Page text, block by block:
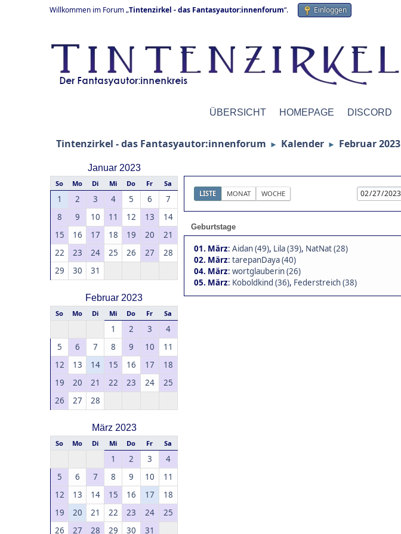
Willkommen im Forum „Tintenzirkel - das Fantasyautor:innenforum“. Einloggen
ÜBERSICHT HOMEPAGE DISCORD
Tintenzirkel - das Fantasyautor:innenforum ► Kalender ► Februar 2023
Januar 2023
So Mo Di Mi Do Fr Sa
1 2 3 4 5 6
7
8
9 10 11 12 13
14
15
16 17 18 19 20
21
22
23 24 25 26 27
28
29
30 31
Februar 2023
So Mo Di Mi Do Fr Sa
1 2 3
4
5
6 7 8 9 10
11
12
13 14 15 16 17
18
19
20 21 22 23 24
25
26
27 28
März 2023
So Mo Di Mi Do Fr Sa
1 2 3
4
5
6 7 8 9 10
11
12
13 14 15 16 17
18
19
20 21 22 23 24
25
26
27 28 29 30 31
LISTE MONAT WOCHE
Geburtstage
01. März: Aidan (49), Lila (39), NatNat (28)
02. März: tarepanDaya (40)
04. März: wortglauberin (26)
05. März: Koboldkind (36), Federstreich (38)